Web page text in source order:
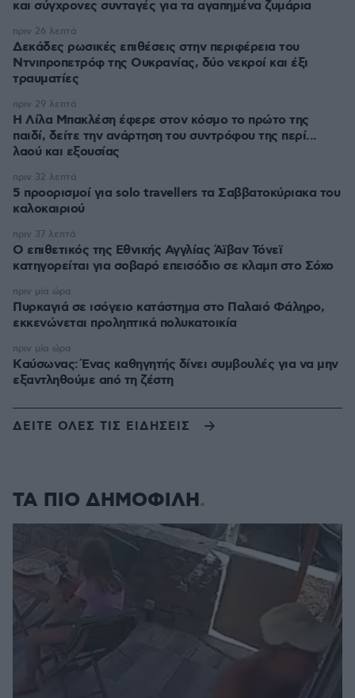
και σύγχρονες συνταγές για τα αγαπημένα ζυμάρια
Δεκάδες ρωσικές επιθέσεις στην περιφέρεια του
Ντνιπροπετρόφ της Ουκρανίας, δύο νεκροί και έξι
τραυματίες
πριν 26 λεπτά
Η Λίλα Μπακλέση έφερε στον κόσμο το πρώτο της
παιδί, δείτε την ανάρτηση του συντρόφου της περί...
λαού και εξουσίας
πριν 29 λεπτά
5 προορισμοί για solo travellers τα Σαββατοκύριακα του
καλοκαιριού
πριν 32 λεπτά
Ο επιθετικός της Εθνικής Αγγλίας Άϊβαν Τόνεϊ
κατηγορείται για σοβαρό επεισόδιο σε κλαμπ στο Σόχο
πριν 37 λεπτά
Πυρκαγιά σε ισόγειο κατάστημα στο Παλαιό Φάληρο,
εκκενώνεται προληπτικά πολυκατοικία
πριν μία ώρα
Kαύσωνας: Ένας καθηγητής δίνει συμβουλές για να μην
εξαντληθούμε από τη ζέστη
πριν μία ώρα
ΔΕΙΤΕ ΟΛΕΣ ΤΙΣ ΕΙΔΗΣΕΙΣ
ΤΑ ΠΙΟ ΔΗΜΟΦΙΛΗ